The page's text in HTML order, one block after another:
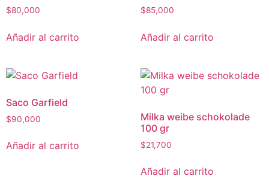
$80,000
Añadir al carrito
$85,000
Añadir al carrito
Saco Garfield
$90,000
Añadir al carrito
Milka weibe schokolade
100 gr
$21,700
Añadir al carrito